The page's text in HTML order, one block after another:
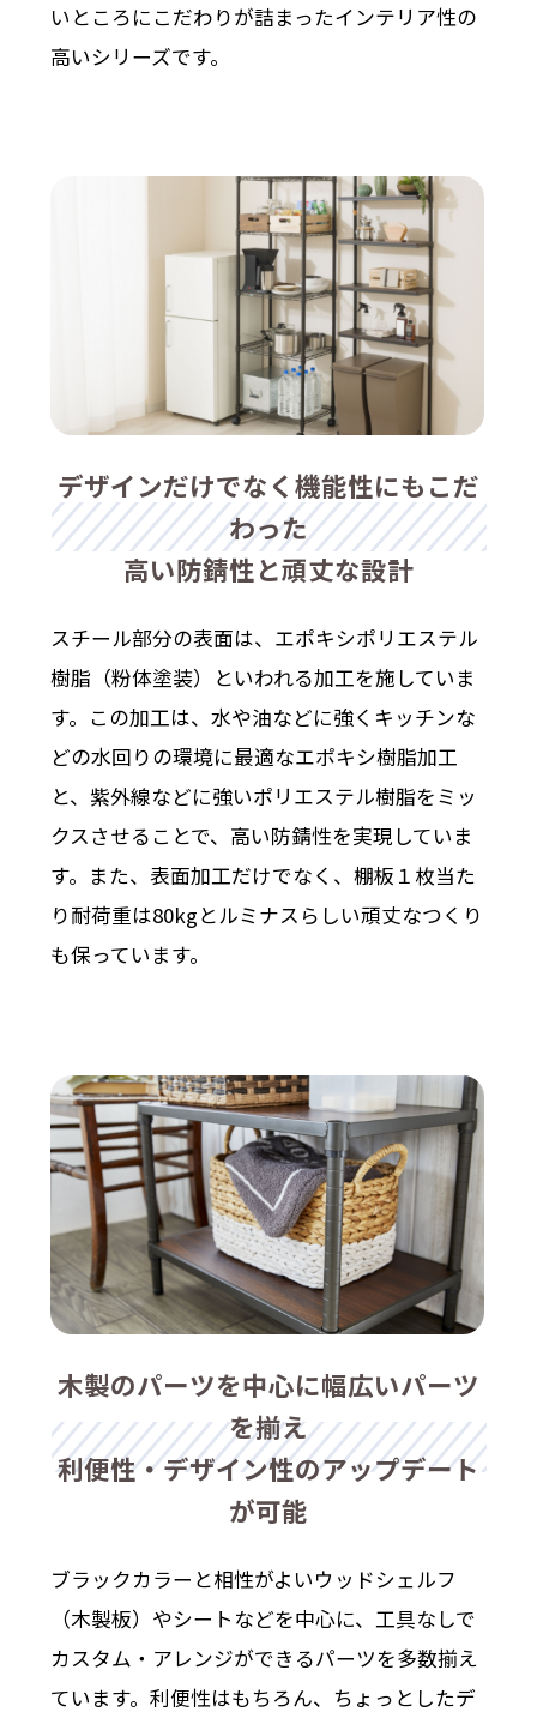
いところにこだわりが詰まったインテリア性の
高いシリーズです。
デザインだけでなく機能性にもこだ
わった
高い防錆性と頑丈な設計
スチール部分の表面は、エポキシポリエステル
樹脂（粉体塗装）といわれる加工を施していま
す。この加工は、水や油などに強くキッチンな
どの水回りの環境に最適なエポキシ樹脂加工
と、紫外線などに強いポリエステル樹脂をミッ
クスさせることで、高い防錆性を実現していま
す。また、表面加工だけでなく、棚板１枚当た
り耐荷重は80kgとルミナスらしい頑丈なつくり
も保っています。
木製のパーツを中心に幅広いパーツ
を揃え
利便性・デザイン性のアップデート
が可能
ブラックカラーと相性がよいウッドシェルフ
（木製板）やシートなどを中心に、工具なしで
カスタム・アレンジができるパーツを多数揃え
ています。利便性はもちろん、ちょっとしたデ